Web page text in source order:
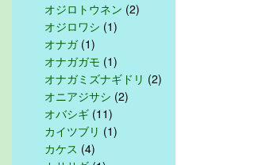
オジロトウネン (2)
オジロワシ (1)
オナガ(1)
オナガガモ (1)
オナガミズナギドリ (2)
オニアジサシ (2)
オバシギ (11)
カイツブリ (1)
カケス (4)